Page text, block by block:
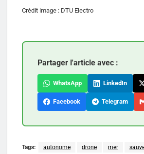
Crédit image : DTU Electro
Partager l'article avec :
WhatsApp LinkedIn
Facebook Telegram
Tags: autonome drone mer